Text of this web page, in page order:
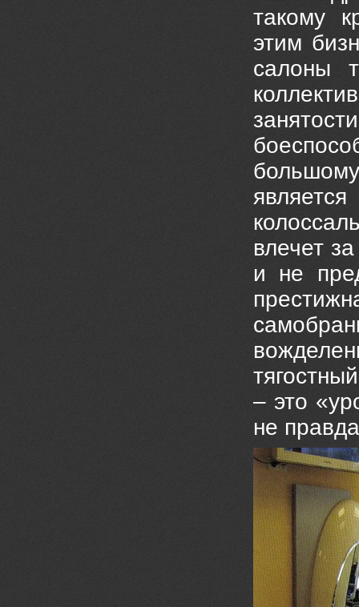
такому
этим
салоны
влечет
и не
– это
не